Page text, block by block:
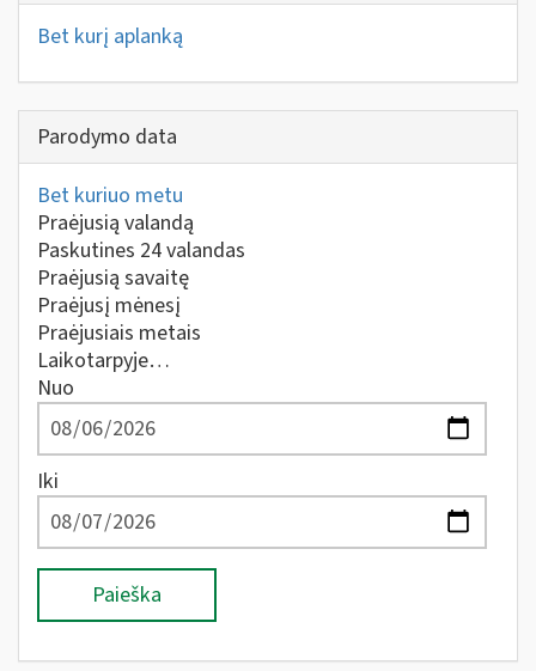
Bet kurį aplanką
Parodymo data
Bet kuriuo metu
Praėjusią valandą
Paskutines 24 valandas
Praėjusią savaitę
Praėjusį mėnesį
Praėjusiais metais
Laikotarpyje…
Nuo
Iki
Paieška